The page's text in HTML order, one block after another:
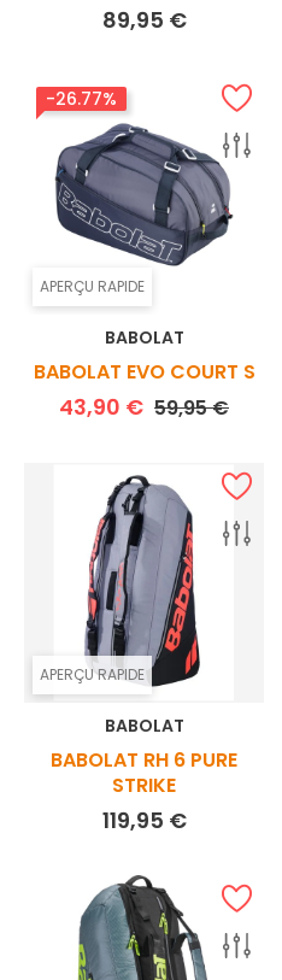
89,95 €Prix
APERÇU RAPIDE
-26.77%
BABOLAT
BABOLAT EVO COURT S
43,90 € Prix de base
59,95 €Prix
APERÇU RAPIDE
BABOLAT
BABOLAT RH 6 PURE
STRIKE
119,95 €Prix